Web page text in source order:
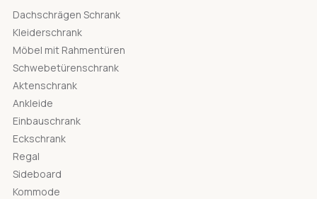
Dachschrägen Schrank
Kleiderschrank
Möbel mit Rahmentüren
Schwebetürenschrank
Aktenschrank
Ankleide
Einbauschrank
Eckschrank
Regal
Sideboard
Kommode